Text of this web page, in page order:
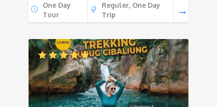
One Day
Tour
Reguler, One Day
Trip